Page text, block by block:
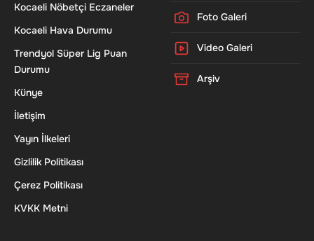
Kocaeli Nöbetçi Eczaneler
Kocaeli Hava Durumu
Trendyol Süper Lig Puan
Durumu
Künye
İletişim
Yayın İlkeleri
Gizlilik Politikası
Çerez Politikası
KVKK Metni
Foto Galeri
Video Galeri
Arşiv